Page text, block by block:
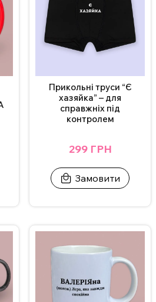
Прикольні труси “Є
хазяйка” – для
справжніх під
контролем
299 ГРН
Замовити